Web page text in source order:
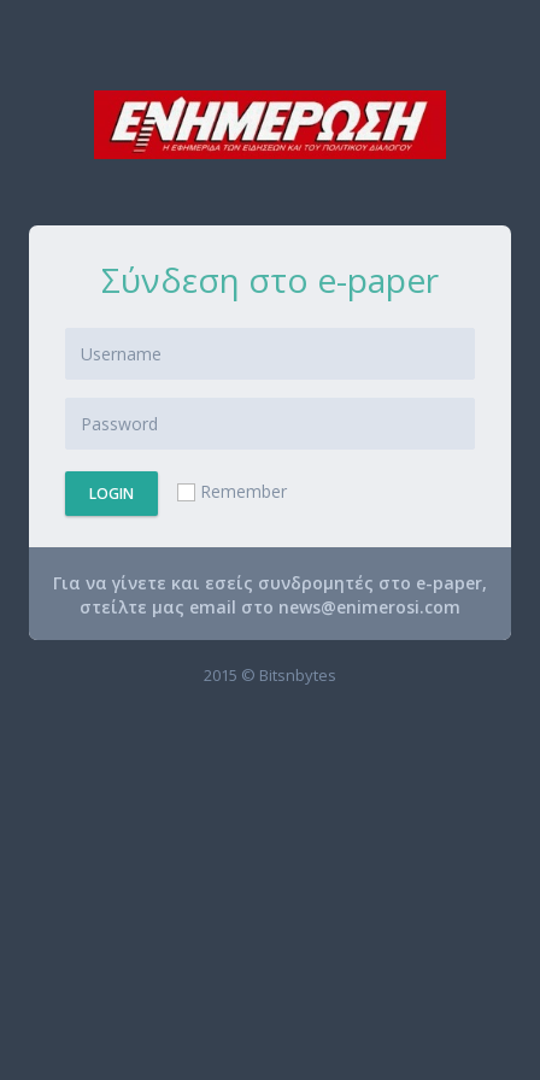
Σύνδεση στο e-paper
LOGIN Remember
Για να γίνετε και εσείς συνδρομητές στο e-paper,
στείλτε μας email στο news@enimerosi.com
2015 © Bitsnbytes